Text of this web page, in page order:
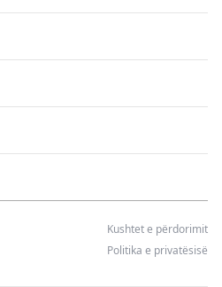
Kushtet e përdorimit
Politika e privatësisë